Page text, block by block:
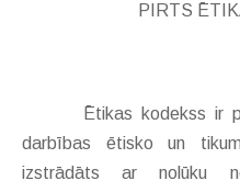
PIRTS
Ētikas kodekss ir
darbības ētisko un
izstrādāts ar nolūku